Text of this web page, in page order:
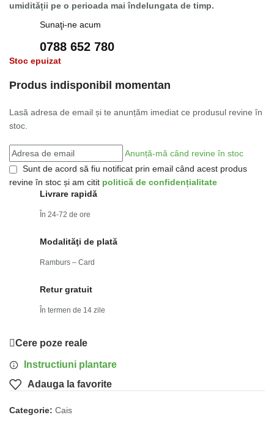
umidității pe o perioada mai îndelungata de timp.
Sunaţi-ne acum
0788 652 780
Stoc epuizat
Produs indisponibil momentan
Lasă adresa de email și te anunțăm imediat ce produsul revine în
stoc.
Anunță-mă când revine în stoc
Sunt de acord să fiu notificat prin email când acest produs
revine în stoc și am citit politică de confidențialitate
Livrare rapidă
În 24-72 de ore
Modalităţi de plată
Ramburs – Card
Retur gratuit
În termen de 14 zile
Cere poze reale
Instructiuni plantare
Adauga la favorite
Categorie: Cais